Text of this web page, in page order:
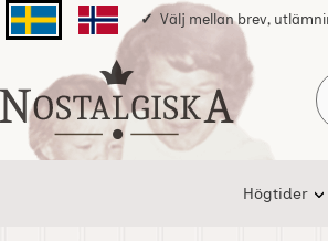
Svenska sidanNorska sidan
Välj mellan brev,
Startsidan för Nostalgiska
Högtider